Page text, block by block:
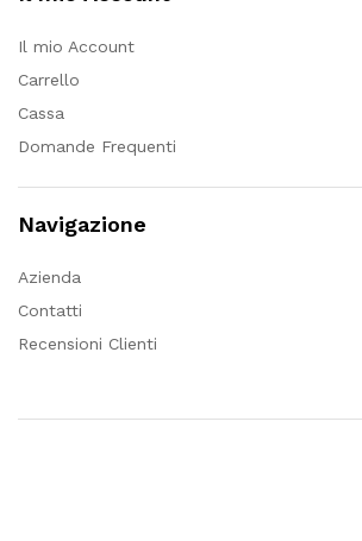
Il mio Account
Carrello
Cassa
Domande Frequenti
Navigazione
Azienda
Contatti
Recensioni Clienti